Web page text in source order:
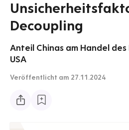
Decoupling
Anteil Chinas am Handel des
USA
Veröffentlicht am 27.11.2024